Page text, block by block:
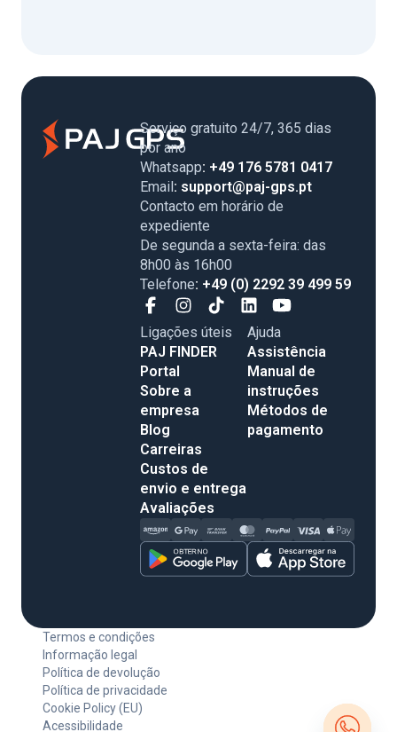
Serviço gratuito 24/7, 365 dias
por ano
Whatsapp: +49 176 5781 0417
Email : support@paj-gps.pt
Contacto em horário de
expediente
De segunda a sexta-feira: das
8h00 às 16h00
Telefone: +49 (0) 2292 39 499 59
Ligações úteis
PAJ FINDER
Portal
Sobre a
empresa
Blog
Carreiras
Custos de
envio e entrega
Avaliações
Ajuda
Assistência
Manual de
instruções
Métodos de
pagamento
Termos e condições
Informação legal
Política de devolução
Política de privacidade
Cookie Policy (EU)
Acessibilidade